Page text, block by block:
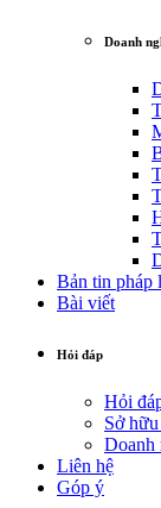
Doanh
Bản tin pháp
Bài viết
Hỏi đáp
Hỏi
Sở
Doanh
Liên hệ
Góp ý